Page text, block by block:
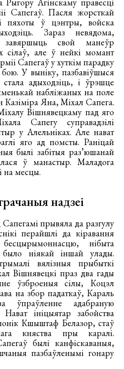
Сапегаў. Пасля жорсткай
пяхоты ў цэнтры, войска
Зараз невядома,
свой манеўр
сілаў, але ў нейкі момант
Сапегаў у хуткім парадку
У выніку, пазбавіўшыся
адыходзіць, і ўрэшце
набліжаных на поле
Казіміра Яна, Міхал Сапега.
Вішнявецкаму пад яго
Сапегу суправадзілі
у Алельніках. Але нават
яго ад помсты. Раніцай
былі забітыя раз’юшанай
ў манастыр. Маладога
на месцы.
надзеі
прывяла да разгулу
перайшлі да кіравання
нібыта
ніякай іншай улады.
вялізныя прыбыткі
Вішнявецкі праз два гады
ўзброеныя сілы, Коцэл
на збор падаткаў, Караль
ўпраўленне адабраную
ініцыятар забойства
Кшыштаф Белазор, стаў
княства пры каралі.
былі канфіскаваныя,
пазбаўленымі гонару